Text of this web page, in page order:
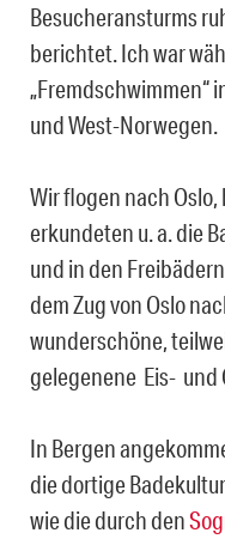
Besucheransturms
berichtet. Ich war
„Fremdschwimmen“
und West-Norwegen.
Wir flogen nach
erkundeten u. a. die
und in den
dem Zug von Oslo
wunderschöne,
gelegenene Eis-
In Bergen
die dortige
wie die durch den